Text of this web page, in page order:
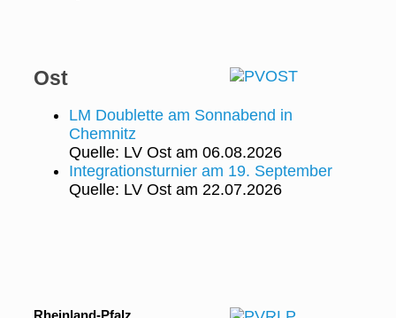
Ost
LM Doublette am Sonnabend in
Chemnitz
Quelle: LV Ost am 06.08.2026
Integrationsturnier am 19. September
Quelle: LV Ost am 22.07.2026
Rheinland-Pfalz